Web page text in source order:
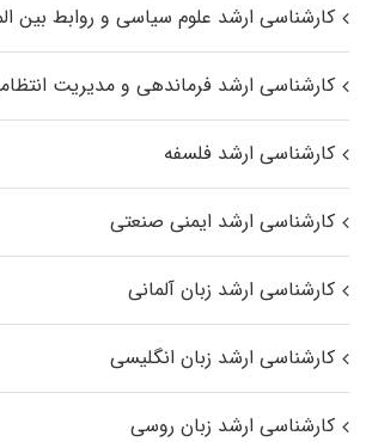
کارشناسی ارشد علوم سیاسی و روابط بین
کارشناسی ارشد فرماندهی و مدیریت
کارشناسی ارشد فلسفه
کارشناسی ارشد ایمنی صنعتی
کارشناسی ارشد زبان آلمانی
کارشناسی ارشد زبان انگلیسی
کارشناسی ارشد زبان روسی